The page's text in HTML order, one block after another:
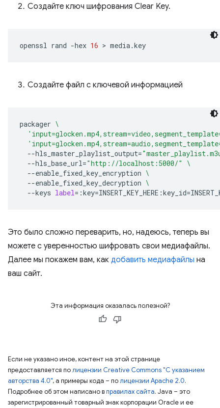
Создайте ключ шифрования Clear Key.
openssl rand -hex 16 >
Создайте файл с ключевой информацией
packager \
--hls_master_playlist_output=
--hls_base_url="http://localhost:5000/"
\
--enable_fixed_key_encryption \
--enable_fixed_key_decryption \
--keys label= :key=INSERT_KEY_HERE:key_id=
Это было сложно переварить, но, надеюсь, теперь вы
можете с уверенностью шифровать свои медиафайлы.
Далее мы покажем вам, как добавить медиафайлы на
ваш сайт.
Эта информация оказалась полезной?
Если не указано иное, контент на этой странице
предоставляется полицензии Creative Commons "С указанием
авторства 4.0", а примеры кода – полицензии Apache 2.0.
Подробнее об этом написано вправилах сайта. Java – это
зарегистрированный товарный знак корпорации Oracle и ее